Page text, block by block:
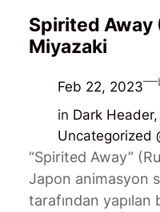
Spirited Away
Miyazaki
Feb 22, 2023—
in Dark Header,
Uncategorized
“Spirited Away”
Japon animasyon
tarafından